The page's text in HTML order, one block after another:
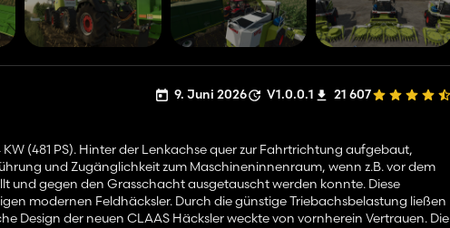
9. Juni 2026 V1.0.0.1 21 607
(481 PS). Hinter der Lenkachse quer zur Fahrtrichtung aufgebaut,
und Zugänglichkeit zum Maschineninnenraum, wenn z.B. vor dem
und gegen den Grasschacht ausgetauscht werden konnte. Diese
modernen Feldhäcksler. Durch die günstige Triebachsbelastung ließen
Design der neuen CLAAS Häcksler weckte von vornherein Vertrauen. Die